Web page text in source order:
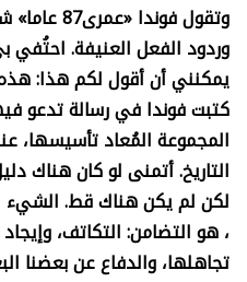
وتقول
وردود الفعل العنيفة. احتُفي
يمكنني أن أقول لكم هذا:
كتبت فوندا في رسالة تدعو
المجموعة المُعاد تأسيسها،
التاريخ. أتمنى لو كان هناك
لكن لم يكن هناك قط. الشيء
، هو التضامن: التكاتف،
تجاهلها، والدفاع عن بعضنا